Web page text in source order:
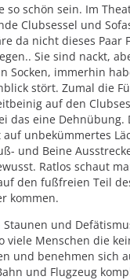
so schön sein. Im
Clubsessel und
da nicht dieses Paar
Sie sind nackt,
Socken, immerhin
stört. Zumal die
auf den
das eine Dehnübung.
unbekümmertes
und Beine
Ratlos schaut
den fußfreien Teil
kommen.
Staunen und
viele Menschen die
und benehmen sich
und Flugzeug